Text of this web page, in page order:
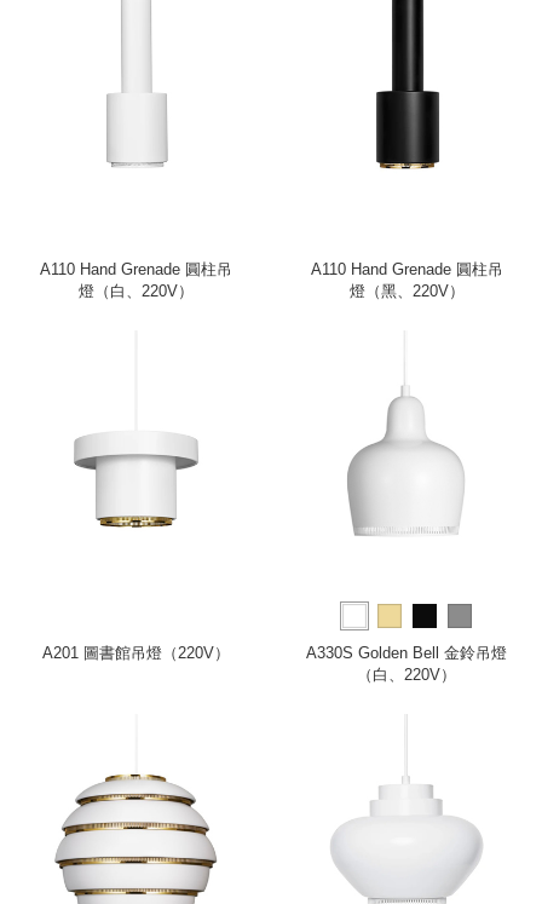
A110 Hand Grenade 圓柱吊
燈（白、220V）
A110 Hand Grenade 圓柱吊
燈（黑、220V）
A201 圖書館吊燈（220V）
A330S Golden Bell 金鈴吊燈
（白、220V）